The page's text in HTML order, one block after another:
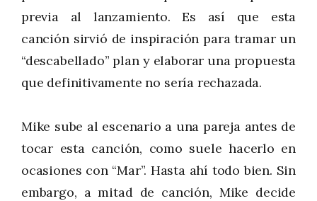
previa al lanzamiento. Es así que esta
canción sirvió de inspiración para tramar un
“descabellado” plan y elaborar una propuesta
que definitivamente no sería rechazada.
Mike sube al escenario a una pareja antes de
tocar esta canción, como suele hacerlo en
ocasiones con “Mar”. Hasta ahí todo bien. Sin
embargo, a mitad de canción, Mike decide